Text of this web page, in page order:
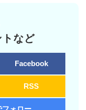
トなど
Facebook
RSS